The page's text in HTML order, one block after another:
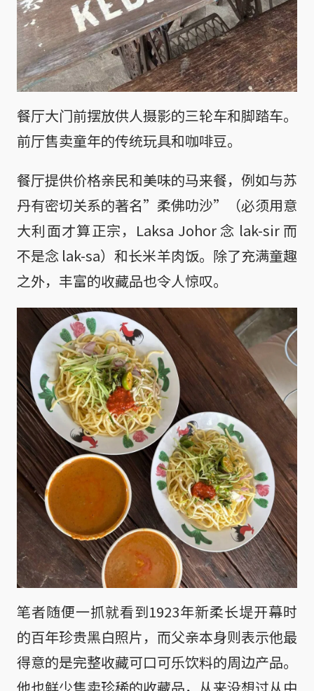
餐厅大门前摆放供人摄影的三轮车和脚踏车。
前厅售卖童年的传统玩具和咖啡豆。
餐厅提供价格亲民和美味的马来餐，例如与苏
丹有密切关系的著名”柔佛叻沙”（必须用意
大利面才算正宗，Laksa Johor 念 lak-sir 而
不是念 lak-sa）和长米羊肉饭。除了充满童趣
之外，丰富的收藏品也令人惊叹。
笔者随便一抓就看到1923年新柔长堤开幕时
的百年珍贵黑白照片，而父亲本身则表示他最
得意的是完整收藏可口可乐饮料的周边产品。